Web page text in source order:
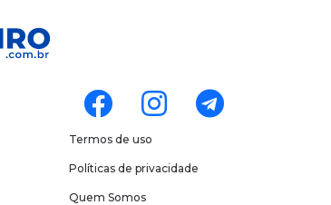
Termos de uso
Políticas de privacidade
Quem Somos